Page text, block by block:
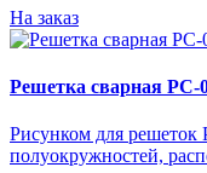
На заказ
Решетка сварная РС-
Рисунком для
полуокружностей,